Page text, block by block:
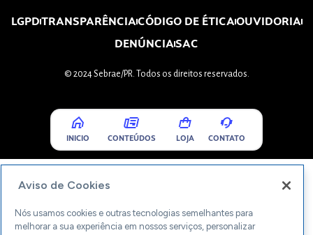
LGPDTRANSPARÊNCIACÓDIGO DE ÉTICAOUVIDORIA
DENÚNCIASAC
© 2024 Sebrae/PR. Todos os direitos reservados.
INICIO CONTEÚDOS LOJA CONTATO
Aviso de Cookies
Nós usamos cookies e outras tecnologias semelhantes para
melhorar a sua experiência em nossos serviços, personalizar